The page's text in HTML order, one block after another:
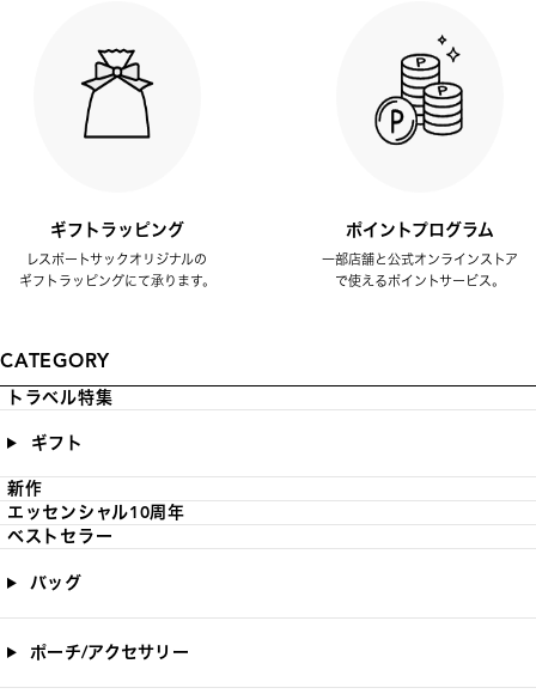
ギフトラッピング
レスポートサックオリジナルの
ギフトラッピングにて承ります。
ポイントプログラム
一部店舗と公式オンラインストア
で使えるポイントサービス。
CATEGORY
トラベル特集
ギフト
新作
エッセンシャル10周年
ベストセラー
バッグ
ポーチ/アクセサリー